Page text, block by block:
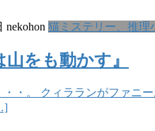
nekohon 猫ミステリー、推理
をも動かす』
・。 クィラランがファニ